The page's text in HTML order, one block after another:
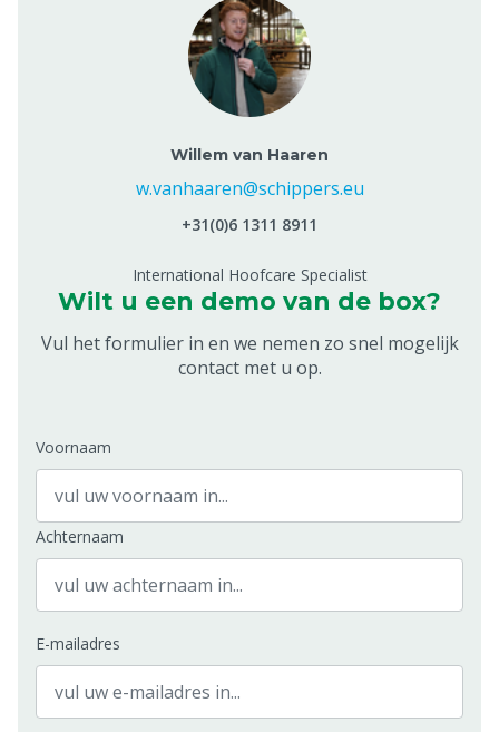
Willem van Haaren
w.vanhaaren@schippers.eu
+31(0)6 1311 8911
International Hoofcare Specialist
Wilt u een demo van de box?
Vul het formulier in en we nemen zo snel mogelijk
contact met u op.
Voornaam
Achternaam
E-mailadres